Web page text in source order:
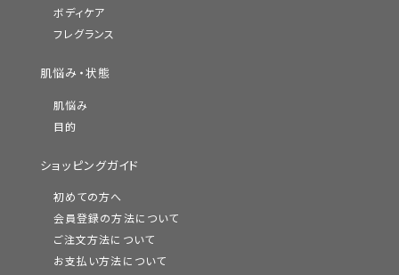
ボディケア
フレグランス
肌悩み・状態
肌悩み
目的
ショッピングガイド
初めての方へ
会員登録の方法について
ご注文方法について
お支払い方法について